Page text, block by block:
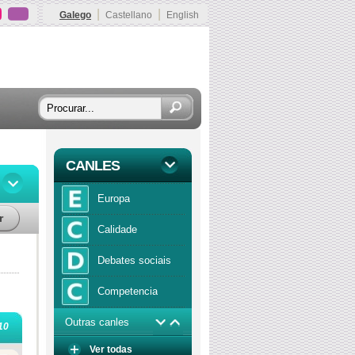
Galego Castellano English
CANLES
Europa
Calidade
Debates sociais
Competencia
Economía
Outras canles
Ver todas